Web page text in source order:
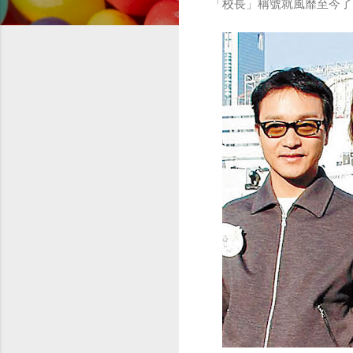
「校長」稱號就風靡至今